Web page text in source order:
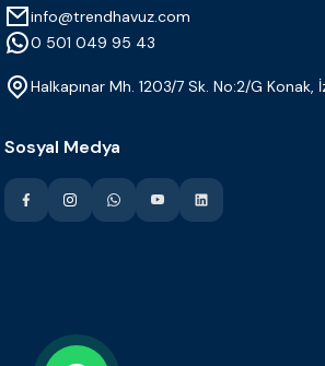
info@trendhavuz.com
0 501 049 95 43
Halkapınar Mh. 1203/7 Sk. No:2/G Konak,
Sosyal Medya